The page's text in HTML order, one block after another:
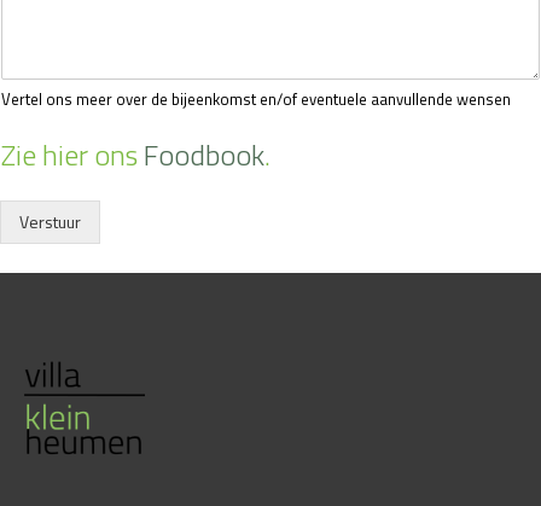
Vertel ons meer over de bijeenkomst en/of eventuele aanvullende wensen
Zie hier onsFoodbook.
Verstuur